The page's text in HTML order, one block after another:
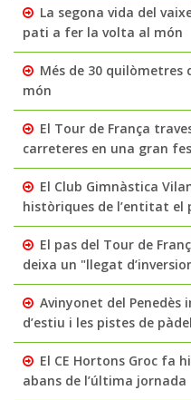
La segona vida del
pati a fer la volta al món
Més de 30 quilòmetres
món
El Tour de França
carreteres en una gran
El Club Gimnàstica
històriques de l’entitat el
El pas del Tour de
deixa un "llegat
Avinyonet del Penedès
d’estiu i les pistes de pàdel
El CE Hortons Groc fa
abans de l’última jornada